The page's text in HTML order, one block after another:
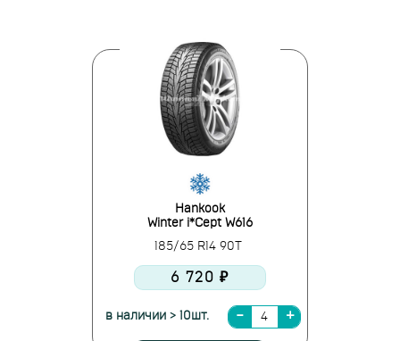
Hankook
Winter i*Cept W616
185/65 R14 90T
6 720 ₽
в наличии > 10шт.